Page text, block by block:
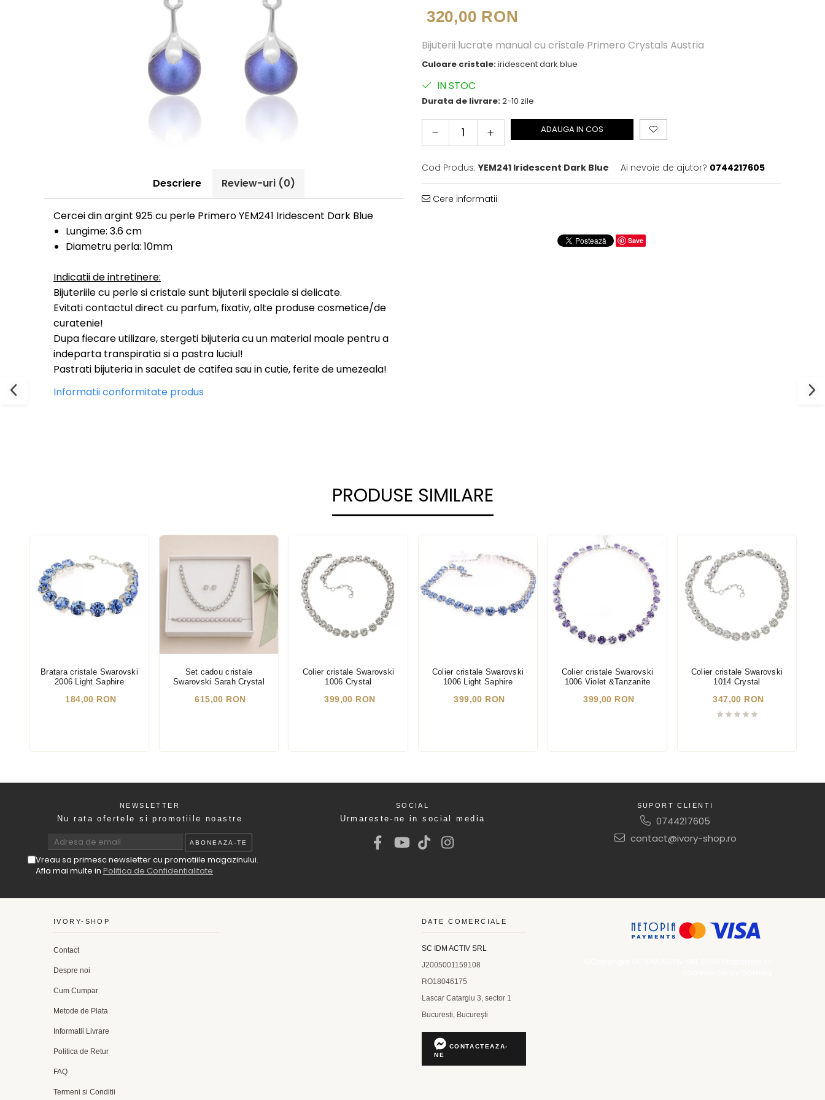
320,00 RON
Bijuterii lucrate manual cu cristale Primero Crystals Austria
Culoare cristale:iridescent dark blue
IN STOC
Durata de livrare:2-10 zile
ADAUGA IN COS
Cod Produs: YEM241 Iridescent Dark Blue Ai nevoie de ajutor? 0744217605
Cere informatii
Save
Descriere Review-uri (0)
Cercei din argint 925 cu perle Primero YEM241 Iridescent Dark Blue
Lungime: 3.6 cm
Diametru perla: 10mm
Indicatii de intretinere:
Bijuteriile cu perle si cristale sunt bijuterii speciale si delicate.
Evitati contactul direct cu parfum, fixativ, alte produse cosmetice/de
curatenie!
Dupa fiecare utilizare, stergeti bijuteria cu un material moale pentru a
indeparta transpiratia si a pastra luciul!
Pastrati bijuteria in saculet de catifea sau in cutie, ferite de umezeala!
Informatii conformitate produs
PRODUSE SIMILARE
Bratara cristale Swarovski
2006 Light Saphire
184,00 RON
Set cadou cristale
Swarovski Sarah Crystal
615,00 RON
Colier cristale Swarovski
1006 Crystal
399,00 RON
Colier cristale Swarovski
1006 Light Saphire
399,00 RON
Colier cristale Swarovski
1006 Violet &Tanzanite
399,00 RON
Colier cristale Swarovski
1014 Crystal
347,00 RON
NEWSLETTER
Nu rata ofertele si promotiile noastre
Vreau sa primesc newsletter cu promotiile magazinului.
Afla mai multe in Politica de Confidentialitate
SOCIAL
Urmareste-ne in social media
SUPORT CLIENTI
0744217605
contact@ivory-shop.ro
IVORY-SHOP
Contact
Despre noi
Cum Cumpar
Metode de Plata
Informatii Livrare
Politica de Retur
FAQ
Termeni si Conditii
DATE COMERCIALE
SC IDM ACTIV SRL
J2005001159108
RO18046175
Lascar Catargiu 3, sector 1
Bucuresti, Bucureşti
CONTACTEAZA-
NE